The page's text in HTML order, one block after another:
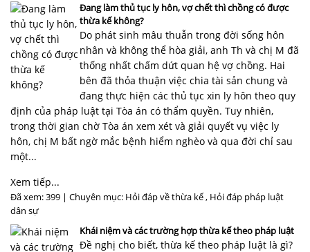
Đang làm thủ tục ly hôn, vợ chết thì chồng có được
thừa kế không?
Do phát sinh mâu thuẫn trong đời sống hôn
nhân và không thể hòa giải, anh Th và chị M đã
thống nhất chấm dứt quan hệ vợ chồng. Hai
bên đã thỏa thuận việc chia tài sản chung và
đang thực hiện các thủ tục xin ly hôn theo quy
định của pháp luật tại Tòa án có thẩm quyền. Tuy nhiên,
trong thời gian chờ Tòa án xem xét và giải quyết vụ việc ly
hôn, chị M bất ngờ mắc bệnh hiểm nghèo và qua đời chỉ sau
một...
Xem tiếp...
Đã xem: 399 | Chuyên mục: Hỏi đáp về thừa kế , Hỏi đáp pháp luật
dân sự
Khái niệm và các trường hợp thừa kế theo pháp luật
Đề nghị cho biết, thừa kế theo pháp luật là gì?